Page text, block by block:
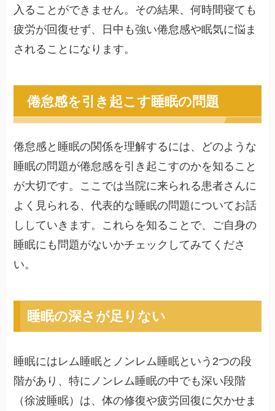
入ることができません。その結果、何時間寝ても
疲労が回復せず、日中も強い倦怠感や眠気に悩ま
されることになります。
倦怠感を引き起こす睡眠の問題
倦怠感と睡眠の関係を理解するには、どのような
睡眠の問題が倦怠感を引き起こすのかを知ること
が大切です。ここでは当院に来られる患者さんに
よく見られる、代表的な睡眠の問題についてお話
ししていきます。これらを知ることで、ご自身の
睡眠にも問題がないかチェックしてみてくださ
い。
睡眠の深さが足りない
睡眠にはレム睡眠とノンレム睡眠という2つの段
階があり、特にノンレム睡眠の中でも深い段階
（徐波睡眠）は、体の修復や疲労回復に欠かせま